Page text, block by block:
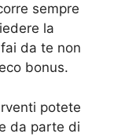
sempre
la
da te non
bonus.
potete
da parte di